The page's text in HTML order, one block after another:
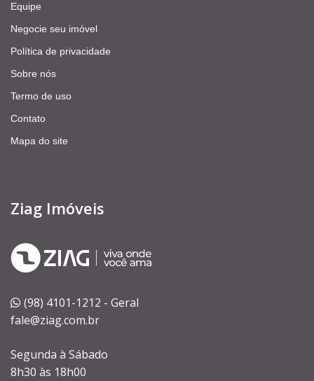
Equipe
Negocie seu imóvel
Política de privacidade
Sobre nós
Termo de uso
Contato
Mapa do site
Ziag Imóveis
(98) 4101-1212 - Geral
fale@ziag.com.br
Segunda à Sábado
8h30 às 18h00